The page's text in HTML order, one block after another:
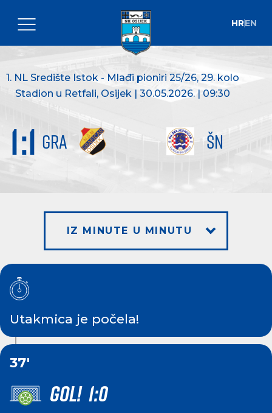
HREN
1. NL Središte Istok - Mlađi pioniri 25/26, 29. kolo
Stadion u Retfali, Osijek | 30.05.2026. | 09:30
GRA ŠN
1:1
IZ MINUTE U MINUTU
Utakmica je počela!
37'
GOL! 1:0